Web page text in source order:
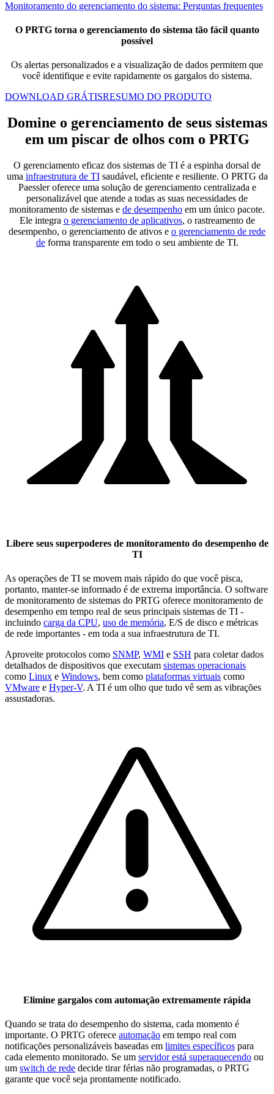
Monitoramento do gerenciamento do sistema: Perguntas frequentes
O PRTG torna o gerenciamento do sistema tão fácil quanto
possível
Os alertas personalizados e a visualização de dados permitem que
você identifique e evite rapidamente os gargalos do sistema.
DOWNLOAD GRÁTISRESUMO DO PRODUTO
Domine o gerenciamento de seus sistemas
em um piscar de olhos com o PRTG
O gerenciamento eficaz dos sistemas de TI é a espinha dorsal de
uma infraestrutura de TIsaudável, eficiente e resiliente. O PRTG da
Paessler oferece uma solução de gerenciamento centralizada e
personalizável que atende a todas as suas necessidades de
monitoramento de sistemas e de desempenho em um único pacote.
Ele integra o gerenciamento de aplicativos, o rastreamento de
desempenho, o gerenciamento de ativos e o gerenciamento de rede
deforma transparente em todo o seu ambiente de TI.
Libere seus superpoderes de monitoramento do desempenho de
TI
As operações de TI se movem mais rápido do que você pisca,
portanto, manter-se informado é de extrema importância. O software
de monitoramento de sistemas do PRTG oferece monitoramento de
desempenho em tempo real de seus principais sistemas de TI -
incluindo carga da CPU, uso de memória, E/S de disco e métricas
de rede importantes - em toda a sua infraestrutura de TI.
Aproveite protocolos como SNMP, WMI e SSH para coletar dados
detalhados de dispositivos que executam sistemas operacionais
como Linux e Windows, bem como plataformas virtuais como
VMware e Hyper-V. A TI é um olho que tudo vê sem as vibrações
assustadoras.
Elimine gargalos com automação extremamente rápida
Quando se trata do desempenho do sistema, cada momento é
importante. O PRTG oferece automação em tempo real com
notificações personalizáveis baseadas em limites específicos para
cada elemento monitorado. Se um servidor está superaquecendo ou
um switch de rede decide tirar férias não programadas, o PRTG
garante que você seja prontamente notificado.